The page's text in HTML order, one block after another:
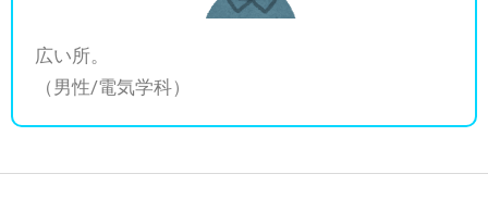
広い所。
（男性/電気学科）